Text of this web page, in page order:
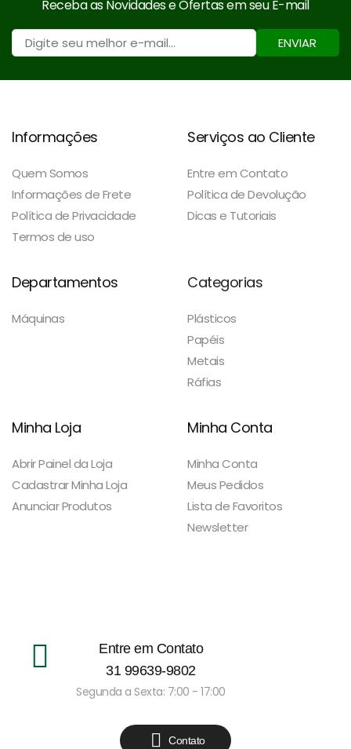
Receba as Novidades e Ofertas em seu E-mail
ENVIAR
Informações
Quem Somos
Informações de Frete
Política de Privacidade
Termos de uso
Serviços ao Cliente
Entre em Contato
Política de Devolução
Dicas e Tutoriais
Departamentos
Máquinas
Categorias
Plásticos
Papéis
Metais
Ráfias
Minha Loja
Abrir Painel da Loja
Cadastrar Minha Loja
Anunciar Produtos
Minha Conta
Minha Conta
Meus Pedidos
Lista de Favoritos
Newsletter
Entre em Contato
31 99639-9802
Segunda a Sexta: 7:00 - 17:00
Contato